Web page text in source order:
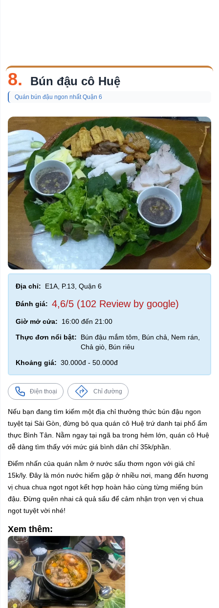
8. Bún đậu cô Huệ
Quán bún đậu ngon nhất Quận 6
Địa chỉ: E1A, P.13, Quận 6
Đánh giá: 4,6/5 (102 Review by google)
Giờ mở cửa:
16:00 đến 21:00
Thực đơn nổi bật:
Bún đậu mắm tôm, Bún chả, Nem rán,
Chả giò, Bún riêu
Khoảng giá: 30.000đ - 50.000đ
Điện thoại Chỉ đường
Nếu bạn đang tìm kiếm một địa chỉ thưởng thức bún đậu ngon
tuyệt tại Sài Gòn, đừng bỏ qua quán cô Huệ trứ danh tại phố ẩm
thực Bình Tân. Nằm ngay tại ngã ba trong hẻm lớn, quán cô Huệ
dễ dàng tìm thấy với mức giá bình dân chỉ 35k/phần.
Điểm nhấn của quán nằm ở nước sấu thơm ngon với giá chỉ
15k/ly. Đây là món nước hiếm gặp ở nhiều nơi, mang đến hương
vị chua chua ngọt ngọt kết hợp hoàn hảo cùng từng miếng bún
đậu. Đừng quên nhai cả quả sấu để cảm nhận trọn vẹn vị chua
ngọt tuyệt vời nhé!
Xem thêm: